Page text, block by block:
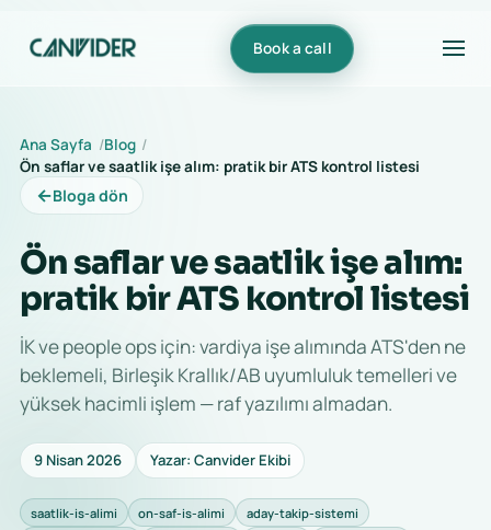
Book a call
Ana Sayfa
Blog
Ön saflar ve saatlik işe alım: pratik bir ATS kontrol listesi
←Bloga dön
Ön saflar ve saatlik işe alım:
pratik bir ATS kontrol listesi
İK ve people ops için: vardiya işe alımında ATS'den ne
beklemeli, Birleşik Krallık/AB uyumluluk temelleri ve
yüksek hacimli işlem — raf yazılımı almadan.
9 Nisan 2026 Yazar: Canvider Ekibi
saatlik-is-alimi on-saf-is-alimi
aday-takip-sistemi